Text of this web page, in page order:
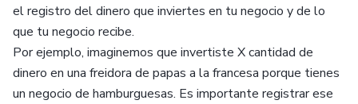
el registro del dinero que inviertes en tu negocio y de lo
que tu negocio recibe.
Por ejemplo, imaginemos que invertiste X cantidad de
dinero en una freidora de papas a la francesa porque tienes
un negocio de hamburguesas. Es importante registrar ese